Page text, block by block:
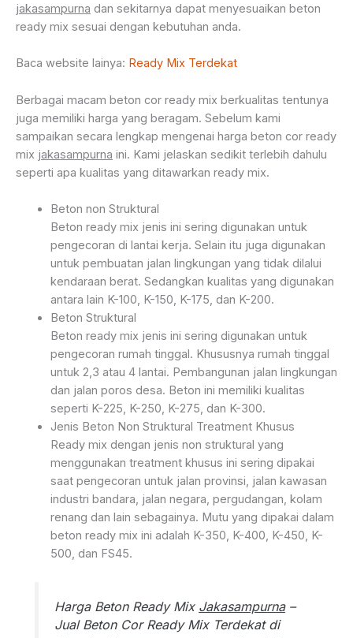
jakasampurna dan sekitarnya dapat menyesuaikan beton
ready mix sesuai dengan kebutuhan anda.
Baca website lainya: Ready Mix Terdekat
Berbagai macam beton cor ready mix berkualitas tentunya
juga memiliki harga yang beragam. Sebelum kami
sampaikan secara lengkap mengenai harga beton cor ready
mix jakasampurna ini. Kami jelaskan sedikit terlebih dahulu
seperti apa kualitas yang ditawarkan ready mix.
Beton non Struktural
Beton ready mix jenis ini sering digunakan untuk
pengecoran di lantai kerja. Selain itu juga digunakan
untuk pembuatan jalan lingkungan yang tidak dilalui
kendaraan berat. Sedangkan kualitas yang digunakan
antara lain K-100, K-150, K-175, dan K-200.
Beton Struktural
Beton ready mix jenis ini sering digunakan untuk
pengecoran rumah tinggal. Khususnya rumah tinggal
untuk 2,3 atau 4 lantai. Pembangunan jalan lingkungan
dan jalan poros desa. Beton ini memiliki kualitas
seperti K-225, K-250, K-275, dan K-300.
Jenis Beton Non Struktural Treatment Khusus
Ready mix dengan jenis non struktural yang
menggunakan treatment khusus ini sering dipakai
saat pengecoran untuk jalan provinsi, jalan kawasan
industri bandara, jalan negara, pergudangan, kolam
renang dan lain sebagainya. Mutu yang dipakai dalam
beton ready mix ini adalah K-350, K-400, K-450, K-
500, dan FS45.
Harga Beton Ready Mix Jakasampurna–
Jual Beton Cor Ready Mix Terdekat di